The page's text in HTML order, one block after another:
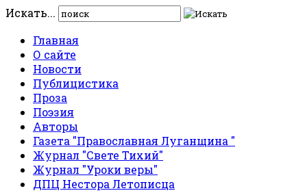
Искать...
Главная
О сайте
Новости
Публицистика
Проза
Поэзия
Авторы
Газета "Православная Луганщина "
Журнал "Свете Тихий"
Журнал "Уроки веры"
ДПЦ Нестора Летописца